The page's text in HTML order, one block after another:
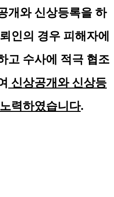
개와 신상등록을 하
인의 경우 피해자에
고 수사에 적극 협조
신상공개와 신상등
력하였습니다.